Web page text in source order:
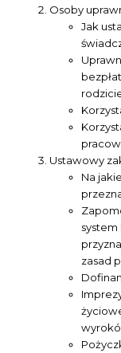
Osoby
Jak
Ustawowy
Na
zasad